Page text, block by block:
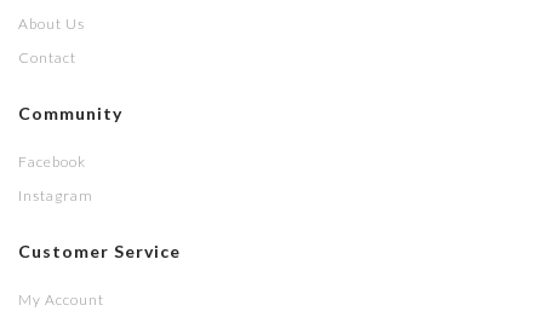
About Us
Contact
Community
Facebook
Instagram
Customer Service
My Account